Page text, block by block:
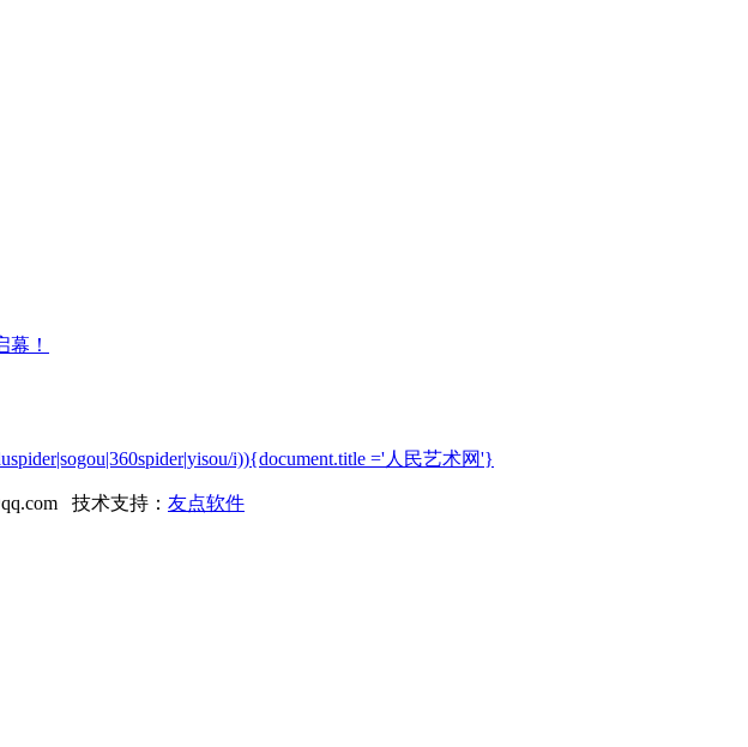
！
i)){document.title ='人民艺术网'}
技术支持： 友点软件